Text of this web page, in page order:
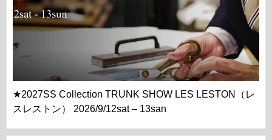
★2027SS Collection TRUNK SHOW LES LESTON（レ
スレストン） 2026/9/12sat – 13san